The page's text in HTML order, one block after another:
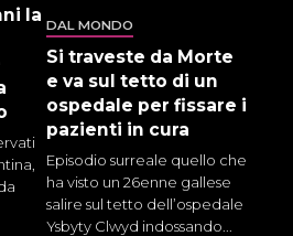
la
DAL MONDO
Si traveste da Morte
e va sul tetto di un
ospedale per fissare i
pazienti in cura
Episodio surreale quello che
ha visto un 26enne gallese
salire sul tetto dell’ospedale
Ysbyty Clwyd indossando...